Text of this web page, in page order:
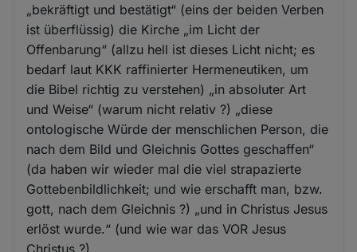
„bekräftigt und bestätigt“ (eins der beiden Verben
ist überflüssig) die Kirche „im Licht der
Offenbarung“ (allzu hell ist dieses Licht nicht; es
bedarf laut KKK raffinierter Hermeneutiken, um
die Bibel richtig zu verstehen) „in absoluter Art
und Weise“ (warum nicht relativ ?) „diese
ontologische Würde der menschlichen Person, die
nach dem Bild und Gleichnis Gottes geschaffen“
(da haben wir wieder mal die viel strapazierte
Gottebenbildlichkeit; und wie erschafft man, bzw.
gott, nach dem Gleichnis ?) „und in Christus Jesus
erlöst wurde.“ (und wie war das VOR Jesus
Christus ?).